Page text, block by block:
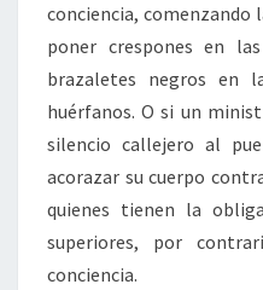
conciencia, comenzando
poner crespones en
brazaletes negros en
huérfanos. O si un
silencio callejero al
acorazar su cuerpo
quienes tienen la
superiores, por
conciencia.